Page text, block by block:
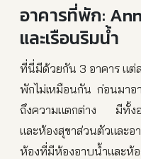
อาคารที่พัก:
และเรือนริมน้ำ
ที่นี่มีด้วยกัน 3 อาคาร แต่
พักไม่เหมือนกัน ก่อนมาอา
ถึงความแตกต่าง มีทั้งอ
และห้องสุขาส่วนตัวและ
ห้องที่มีห้องอาบน้ำและ